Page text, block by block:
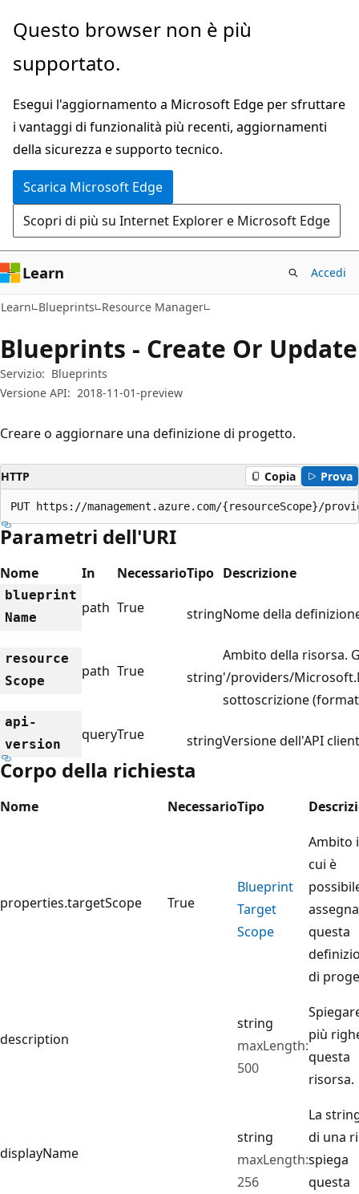
Ignora
passa
contenuto
principale
Passare
allo
spostamento
pagina
Questo browser non è più
supportato.
Esegui l'aggiornamento a Microsoft Edge per sfruttare
i vantaggi di funzionalità più recenti, aggiornamenti
della sicurezza e supporto tecnico.
Scarica Microsoft Edge
Scopri di più su Internet Explorer e Microsoft Edge
Learn Accedi
Learn Blueprints Resource Manager
Blueprints - Create Or Update
Servizio: Blueprints
Versione API: 2018-11-01-preview
Creare o aggiornare una definizione di progetto.
HTTP Copia Prova
PUT https://management.azure.com/{resourceScope}/
Parametri dell'URI
Nome In NecessarioTipo Descrizione
blueprint
Name
path True stringNome della
resource
Scope
path True string
Ambito della risorsa.
'/providers/
sottoscrizione
api-
version
queryTrue stringVersione dell'API
Corpo della richiesta
Nome NecessarioTipo
properties.targetScope True
Blueprint
Target
Scope
Ambito
cui è
questa
di
description
string
maxLength:
500
più
questa
risorsa.
displayName
string
maxLength:
256
La
di una
spiega
questa